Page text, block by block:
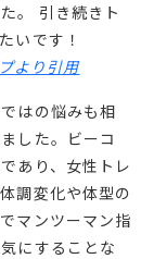
。 引き続きト
いです！
より引用
はの悩みも相
した。ビーコ
あり、女性トレ
調変化や体型の
マンツーマン指
にすることな